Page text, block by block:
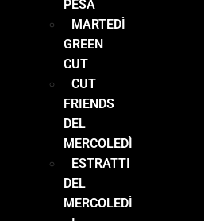
PESA
MARTEDÌ
GREEN
CUT
CUT
FRIENDS
DEL
MERCOLEDÌ
ESTRATTI
DEL
MERCOLEDÌ